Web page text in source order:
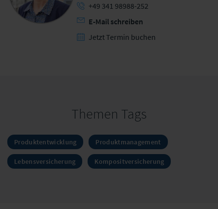
+49 341 98988-252
E-Mail schreiben
Jetzt Termin buchen
Themen Tags
Produktentwicklung Produktmanagement
Lebensversicherung Kompositversicherung